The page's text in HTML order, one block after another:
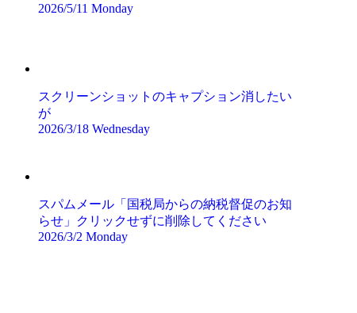
2026/5/11 Monday
スクリーンショットのキャプション消したい
が
2026/3/18 Wednesday
スパムメール「国税局からの納税督促のお知
らせ」クリックせずに削除してください
2026/3/2 Monday